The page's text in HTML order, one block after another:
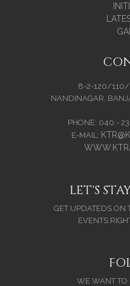
8-2-120/110/
NANDINAGAR,
PHONE: 040 -
E-MAIL:
LET'S
GET UPDATEDS ON
EVENTS
WE WANT TO